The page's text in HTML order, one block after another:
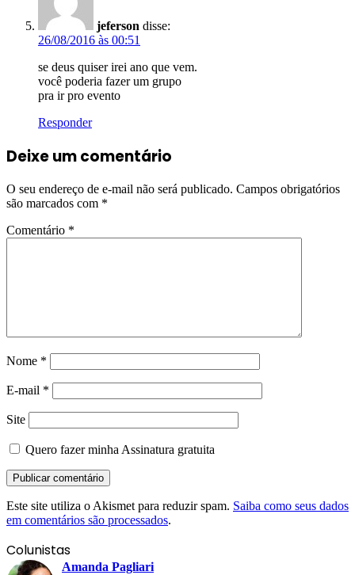
jeferson disse:
26/08/2016 às 00:51
se deus quiser irei ano que vem.
você poderia fazer um grupo
pra ir pro evento
Responder
Deixe um comentário
O seu endereço de e-mail não será publicado. Campos obrigatórios
são marcados com *
Comentário *
Nome *
E-mail *
Site
Quero fazer minha Assinatura gratuita
Este site utiliza o Akismet para reduzir spam. Saiba como seus dados
em comentários são processados.
Colunistas
Amanda Pagliari